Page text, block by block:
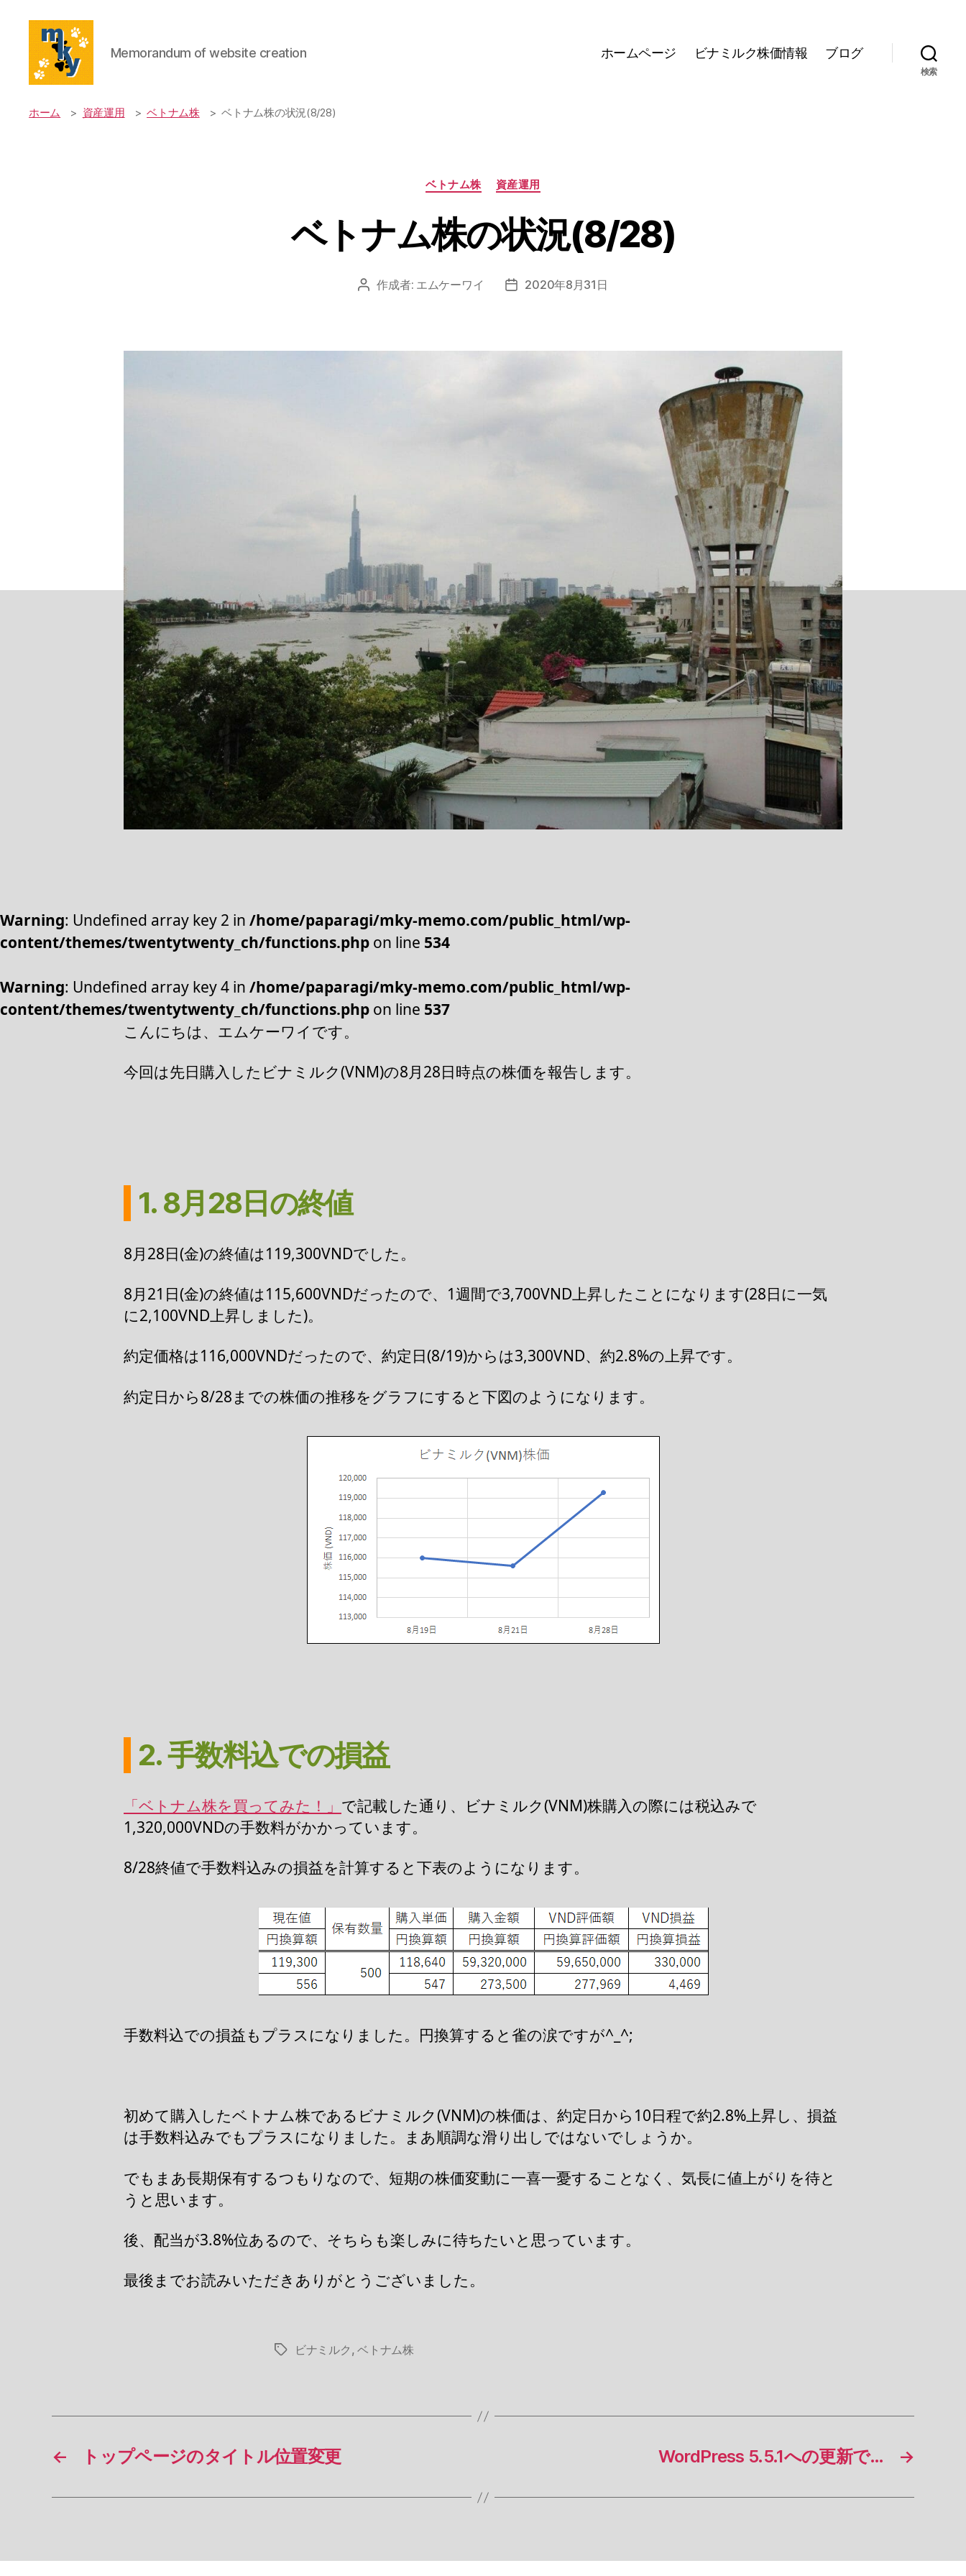
website
Memorandum of website creation ホームページ ビナミルク株価情報 ブログ
検索
ホーム 資産運用 ベトナム株 ベトナム株の状況(8/28)
リ
ー
ベトナム株 資産運用
ベトナム株の状況(8/28)
投 作成者: エムケーワイ
投 2020年8月31日
Warning: Undefined array key 2 in /home/paparagi/mky-memo.com/public_html/wp-
content/themes/twentytwenty_ch/functions.php on line 534
Warning: Undefined array key 4 in /home/paparagi/mky-memo.com/public_html/wp-
content/themes/twentytwenty_ch/functions.php on line 537
こんにちは、エムケーワイです。
今回は先日購入したビナミルク(VNM)の8月28日時点の株価を報告します。
1. 8月28日の終値
8月28日(金)の終値は119,300VNDでした。
8月21日(金)の終値は115,600VNDだったので、1週間で3,700VND上昇したことになります(28日に一気
に2,100VND上昇しました)。
約定価格は116,000VNDだったので、約定日(8/19)からは3,300VND、約2.8%の上昇です。
約定日から8/28までの株価の推移をグラフにすると下図のようになります。
2. 手数料込での損益
「ベトナム株を買ってみた！」 で記載した通り、ビナミルク(VNM)株購入の際には税込みで
1,320,000VNDの手数料がかかっています。
8/28終値で手数料込みの損益を計算すると下表のようになります。
手数料込での損益もプラスになりました。円換算すると雀の涙ですが^_^;
初めて購入したベトナム株であるビナミルク(VNM)の株価は、約定日から10日程で約2.8%上昇し、損益
は手数料込みでもプラスになりました。まあ順調な滑り出しではないでしょうか。
でもまあ長期保有するつもりなので、短期の株価変動に一喜一憂することなく、気長に値上がりを待と
うと思います。
後、配当が3.8%位あるので、そちらも楽しみに待ちたいと思っています。
最後までお読みいただきありがとうございました。
タ
ビナミルク ,ベトナム株
← トップページのタイトル位置変更 →
WordPress 5.5.1への更新で…